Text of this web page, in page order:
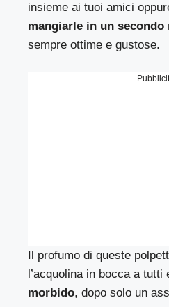
insieme ai tuoi amici
mangiarle in un secondo
sempre ottime e gustose.
Il profumo di queste
l’acquolina in bocca a tutti
morbido, dopo solo un